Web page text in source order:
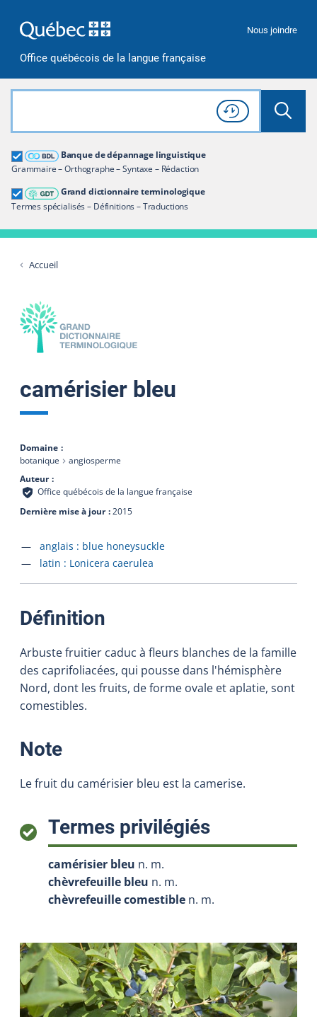
Office québécois de la langue française
Nous joindre
Rechercher dans tout le site
Lancer
Consulter l'
Historique
de recherche
Banque de dépannage linguistique
Grammaire – Orthographe – Syntaxe – Rédaction
Grand dictionnaire terminologique
Termes spécialisés – Définitions – Traductions
Grand dictionnaire terminologique
Restreindre aux termes
Accueil
camérisier bleu
Domaine
botanique
angiosperme
Auteur
Office québécois de la langue française
Dernière mise à jour 2015
Accéder à la fiche en
anglais : blue honeysuckle
Accéder à la fiche en
latin : Lonicera caerulea
Définition
Arbuste fruitier caduc à fleurs blanches de la famille
des caprifoliacées, qui pousse dans l'hémisphère
Nord, dont les fruits, de forme ovale et aplatie, sont
comestibles.
Note:
Le fruit du camérisier bleu est la camerise.
Termes privilégiés:
camérisier bleu n. m.
chèvrefeuille bleu n. m.
chèvrefeuille comestible n. m.